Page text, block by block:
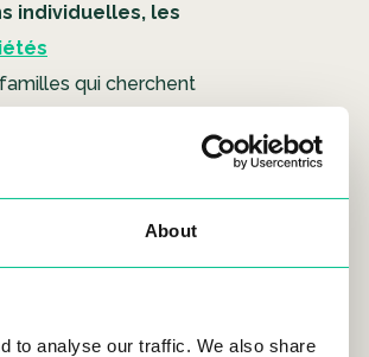
About
to analyse our traffic. We also share
individuelles, les
qui cherchent
par